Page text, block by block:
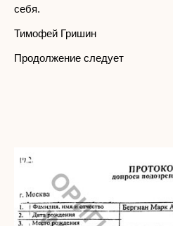
себя.
Тимофей Гришин
Продолжение следует